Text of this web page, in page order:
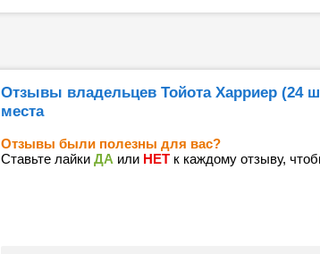
Отзывы владельцев Тойота Харриер (24
места
Отзывы были полезны для вас?
Ставьте лайки ДА или НЕТ к каждому отзыву,